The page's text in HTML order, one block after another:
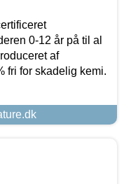
0-12 år på til al
af
fri for skadelig kemi.